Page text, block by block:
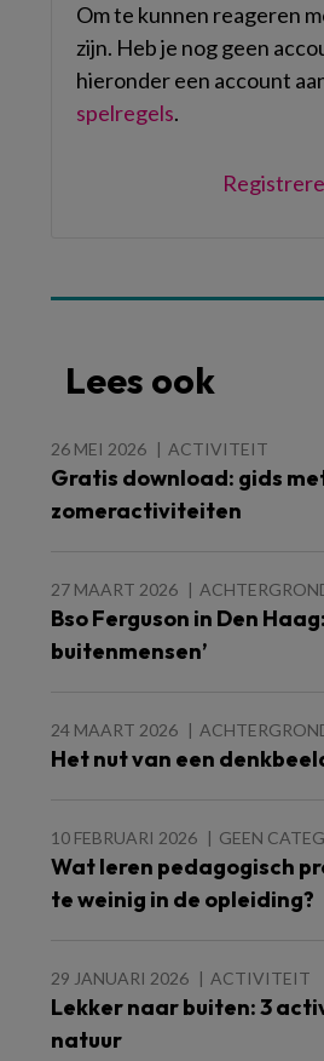
Om te kunnen reageren
zijn. Heb je nog geen
hieronder een account
spelregels.
Lees ook
26 MEI 2026 ACTIVITEIT
Gratis download: gids
zomeractiviteiten
27 MAART 2026
Bso Ferguson in Den
buitenmensen’
24 MAART 2026
Het nut van een
10 FEBRUARI 2026 GEEN
Wat leren pedagogisch
te weinig in de opleiding?
29 JANUARI 2026 ACTIVITEIT
Lekker naar buiten: 3
natuur